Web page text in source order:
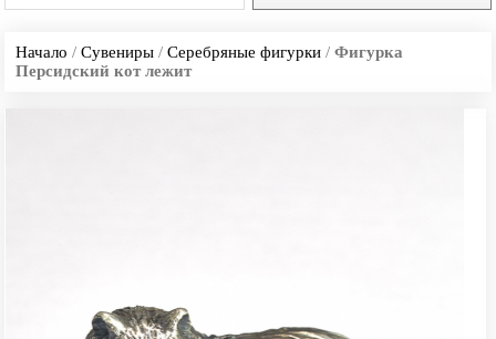
Начало /Сувениры /Серебряные фигурки /Фигурка
Персидский кот лежит